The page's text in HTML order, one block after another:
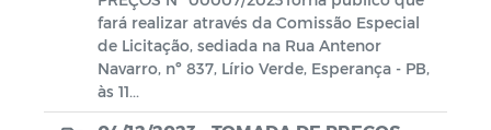
fará realizar através da Comissão Especial
de Licitação, sediada na Rua Antenor
Navarro, nº 837, Lírio Verde, Esperança - PB,
às 11...